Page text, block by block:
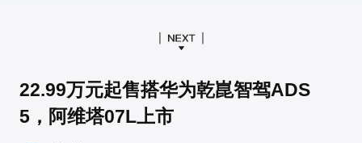
22.99万元起售搭华为乾崑智驾ADS
5，阿维塔07L上市